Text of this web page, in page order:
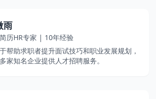
雨
历HR专家 | 10年经验
帮助求职者提升面试技巧和职业发展规划，
家知名企业提供人才招聘服务。